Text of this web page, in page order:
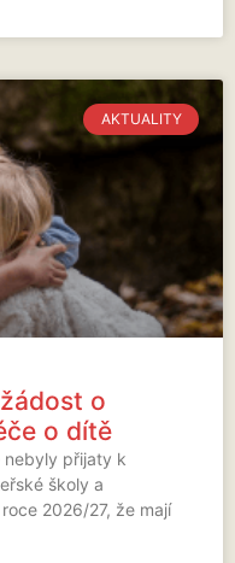
AKTUALITY
o
o dítě
nebyly přijaty k
školy a
2026/27, že mají